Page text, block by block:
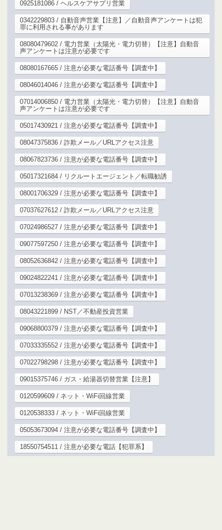
0925181086 / ヘルスケアサプリ営業
0342229803 / 自動音声営業【注意】／自動音声アンケートは犯
罪に利用される事があります
08080479602 / 電力営業（太陽光・電力切替）【注意】自動音
声アンケートは注意が必要です
08080167665 / 注意が必要な電話番号【調査中】
08046014046 / 注意が必要な電話番号【調査中】
07014006850 / 電力営業（太陽光・電力切替）【注意】自動音
声アンケートは注意が必要です
05017430921 / 注意が必要な電話番号【調査中】
08047375836 / 詐欺メール／URLアクセス注意
08067823736 / 注意が必要な電話番号【調査中】
05017321684 / リクルートエージェント／転職勧誘
08001706329 / 注意が必要な電話番号【調査中】
07037627612 / 詐欺メール／URLアクセス注意
07024986527 / 注意が必要な電話番号【調査中】
09077597250 / 注意が必要な電話番号【調査中】
08052636842 / 注意が必要な電話番号【調査中】
09024822241 / 注意が必要な電話番号【調査中】
07013238369 / 注意が必要な電話番号【調査中】
08043221899 / NST／不動産投資営業
09068800379 / 注意が必要な電話番号【調査中】
07033335552 / 注意が必要な電話番号【調査中】
07022798298 / 注意が必要な電話番号【調査中】
09015375746 / ガス・給湯器切替営業【注意】
0120599609 / ネット・WiFi回線営業
0120538333 / ネット・WiFi回線営業
05053673094 / 注意が必要な電話番号【調査中】
18550754511 / 注意が必要な電話【犯罪系】